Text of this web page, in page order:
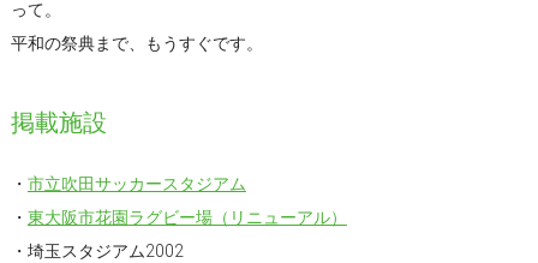
って。
平和の祭典まで、もうすぐです。
掲載施設
・ 市立吹田サッカースタジアム
・ 東大阪市花園ラグビー場（リニューアル）
・埼玉スタジアム2002